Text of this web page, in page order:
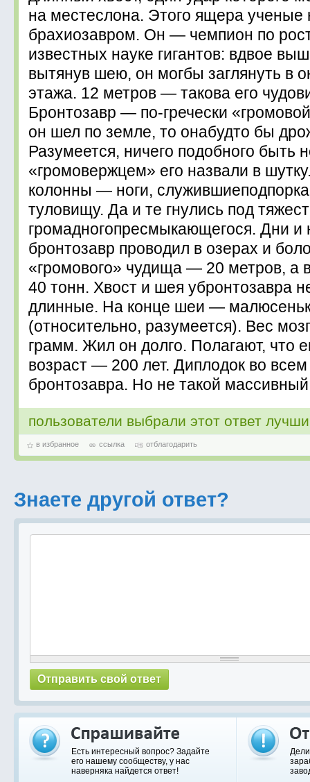
на местеслона. Этого ящера ученые
брахиозавром. Он — чемпион по
известных науке гигантов: вдвое
вытянув шею, он могбы заглянуть в
этажа. 12 метров — такова его
Бронтозавр — по-гречески
он шел по земле, то онабудто бы
Разумеется, ничего подобного быть
«громовержцем» его назвали в
колонны — ноги,
туловищу. Да и те гнулись под
громадногопресмыкающегося. Дни и
бронтозавр проводил в озерах и
«громового» чудища — 20 метров, а
40 тонн. Хвост и шея убронтозавра
длинные. На конце шеи —
(относительно, разумеется). Вес
грамм. Жил он долго. Полагают, что
возраст — 200 лет. Диплодок во
бронтозавра. Но не такой
пользователи выбрали этот ответ
в избранное ссылка отблагодарить
Знаете другой ответ?
Есть интересный вопрос? Задайте
его нашему сообществу, у нас
наверняка найдется ответ!